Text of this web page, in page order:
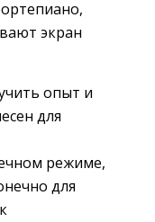
экран
опыт и
для
режиме,
для